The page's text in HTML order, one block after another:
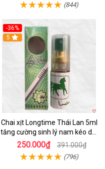
(844)
-36%
5
Chai xịt Longtime Thái Lan 5ml
tăng cường sinh lý nam kéo dài
quan hệ
250.000₫ 391.000₫
(796)